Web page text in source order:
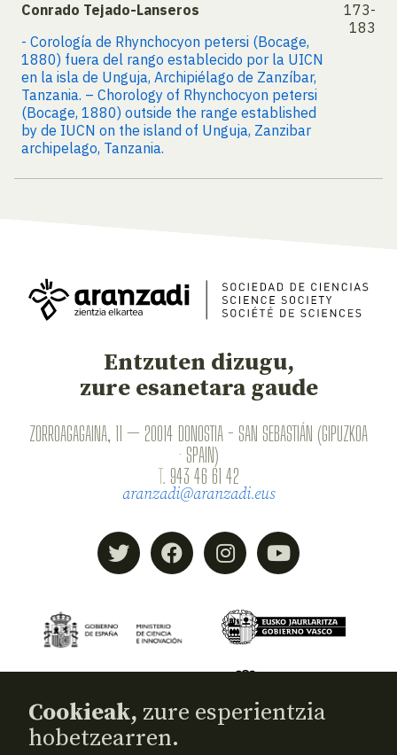
Conrado Tejado-Lanseros
- Corología de Rhynchocyon petersi (Bocage,
1880) fuera del rango establecido por la UICN
en la isla de Unguja, Archipiélago de Zanzíbar,
Tanzania. – Chorology of Rhynchocyon petersi
(Bocage, 1880) outside the range established
by de IUCN on the island of Unguja, Zanzibar
archipelago, Tanzania.
173-
183
Entzuten dizugu,
zure esanetara gaude
ZORROAGAGAINA, 11 — 20014 DONOSTIA - SAN SEBASTIÁN (GIPUZKOA
· SPAIN)
T. 943 46 61 42
aranzadi@aranzadi.eus
Cookieak, zure esperientzia
hobetzearren.